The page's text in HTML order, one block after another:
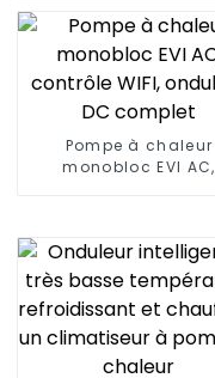
domestique
Pompe à chaleur
monobloc EVI AC,